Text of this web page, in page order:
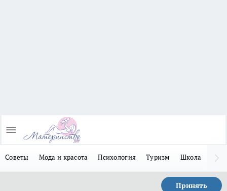
Советы Мода и красота Психология Туризм Школа
Принять